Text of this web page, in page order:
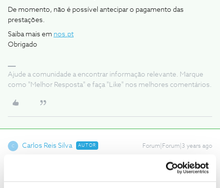
De momento, não é possível antecipar o pagamento das
prestações.
Saiba mais em nos.pt
Obrigado
Ajude a comunidade a encontrar informação relevante. Marque
como "Melhor Resposta" e faça "Like" nos melhores comentários.
C Carlos Reis Silva AUTOR Forum|Forum|3 years ago